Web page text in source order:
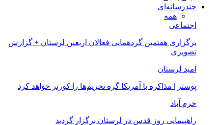
چندرسانه‌ای
همه
اجتماعی
برگزاری هفتمین گردهمایی فعالان اربعین لرستان + گزارش
تصویری
امید لرستان
پوستر | مذاکره با آمریکا گره تحریم‌ها را کورتر خواهد کرد
خرم آباد
راهپیمایی روز قدس در لرستان برگزار گردید